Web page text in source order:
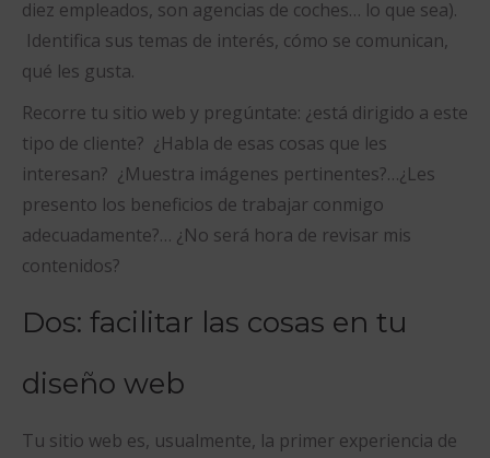
diez empleados, son agencias de coches… lo que sea).
Identifica sus temas de interés, cómo se comunican,
qué les gusta.
Recorre tu sitio web y pregúntate: ¿está dirigido a este
tipo de cliente? ¿Habla de esas cosas que les
interesan? ¿Muestra imágenes pertinentes?…¿Les
presento los beneficios de trabajar conmigo
adecuadamente?… ¿No será hora de revisar mis
contenidos?
Dos: facilitar las cosas en tu
diseño web
Tu sitio web es, usualmente, la primer experiencia de